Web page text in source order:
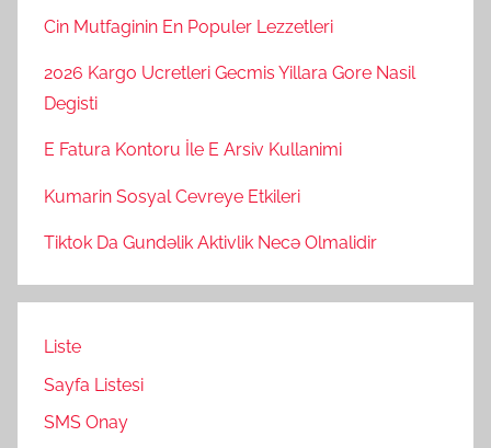
Cin Mutfaginin En Populer Lezzetleri
2026 Kargo Ucretleri Gecmis Yillara Gore Nasil
Degisti
E Fatura Kontoru İle E Arsiv Kullanimi
Kumarin Sosyal Cevreye Etkileri
Tiktok Da Gundəlik Aktivlik Necə Olmalidir
Liste
Sayfa Listesi
SMS Onay